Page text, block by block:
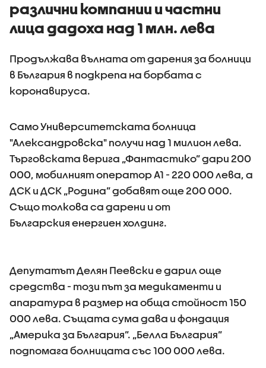
различни компании и частни
лица дадоха над 1 млн. лева
Продължава вълната от дарения за болници
в България в подкрепа на борбата с
коронавируса.
Само Университетската болница
"Александровска" получи над 1 милион лева.
Търговската верига „Фантастико” дари 200
000, мобилният оператор A1 - 220 000 лева, а
ДСК и ДСК „Родина” добавят още 200 000.
Също толкова са дарени и от
Българския енергиен холдинг.
Депутатът Делян Пеевски е дарил още
средства - този път за медикаменти и
апаратура в размер на обща стойност 150
000 лева. Същата сума дава и фондация
„Америка за България”. „Белла България”
подпомага болницата със 100 000 лева.